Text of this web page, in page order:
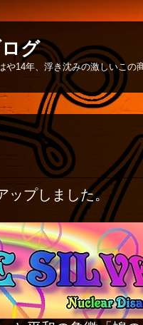
グ
や14年、浮き沈みの激しいこ
ップしました。